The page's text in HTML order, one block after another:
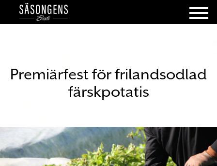
Premiärfest för frilandsodlad
färskpotatis